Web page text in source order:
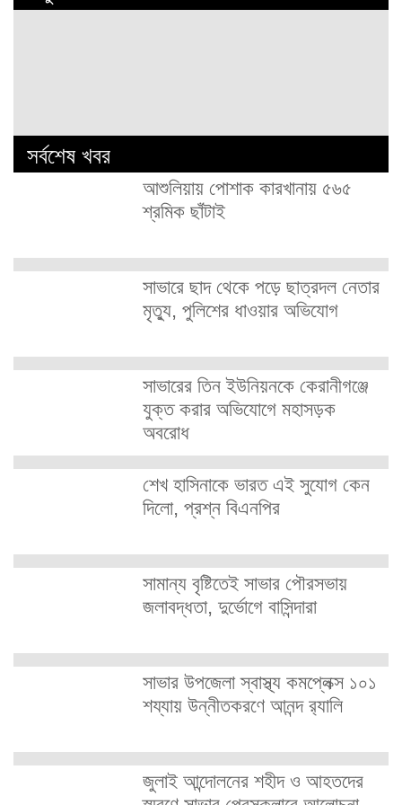
সর্বশেষ খবর
আশুলিয়ায় পোশাক কারখানায় ৫৬৫
শ্রমিক ছাঁটাই
সাভারে ছাদ থেকে পড়ে ছাত্রদল নেতার
মৃত্যু, পুলিশের ধাওয়ার অভিযোগ
সাভারের তিন ইউনিয়নকে কেরানীগঞ্জে
যুক্ত করার অভিযোগে মহাসড়ক
অবরোধ
শেখ হাসিনাকে ভারত এই সুযোগ কেন
দিলো, প্রশ্ন বিএনপির
সামান্য বৃষ্টিতেই সাভার পৌরসভায়
জলাবদ্ধতা, দুর্ভোগে বাসিন্দারা
সাভার উপজেলা স্বাস্থ্য কমপ্লেক্স ১০১
শয্যায় উন্নীতকরণে আনন্দ র‍্যালি
জুলাই আন্দোলনের শহীদ ও আহতদের